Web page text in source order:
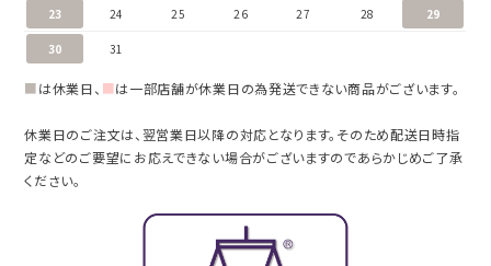
23 24 25 26 27 28 29
30 31
■は休業日、 ■は一部店舗が休業日の為発送できない商品がございます。
休業日のご注文は、翌営業日以降の対応となります。そのため配送日時指
定などのご要望にお応えできない場合がございますのであらかじめご了承
ください。